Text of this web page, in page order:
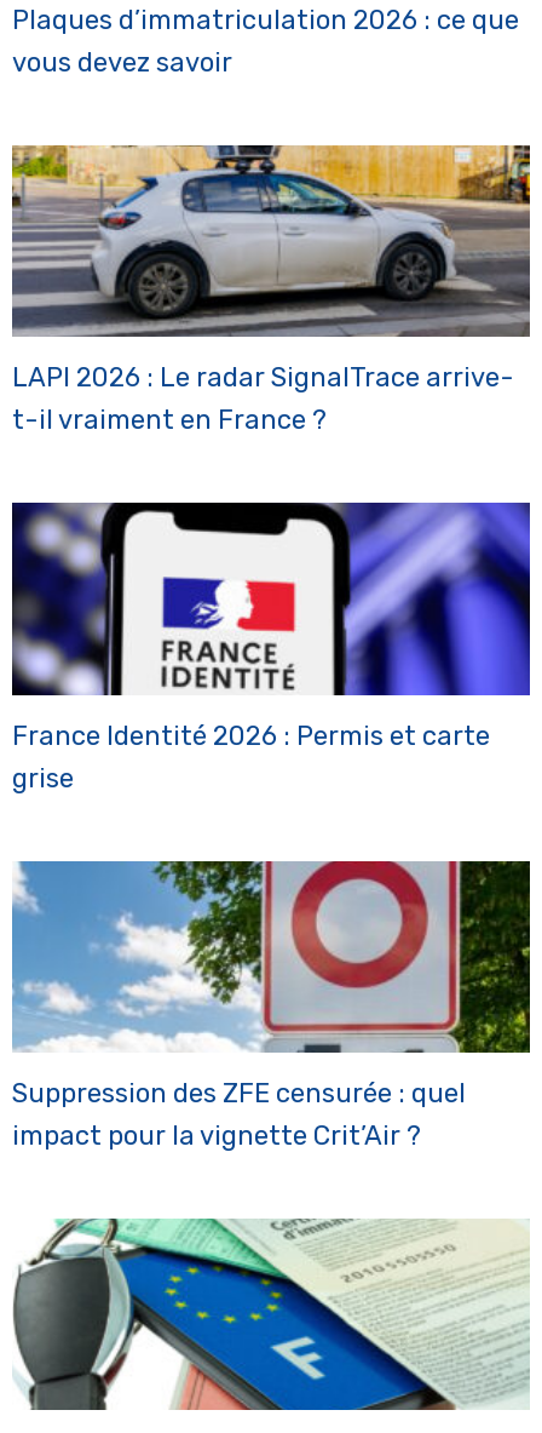
Plaques d’immatriculation 2026 : ce que
vous devez savoir
LAPI 2026 : Le radar SignalTrace arrive-
t-il vraiment en France ?
France Identité 2026 : Permis et carte
grise
Suppression des ZFE censurée : quel
impact pour la vignette Crit’Air ?